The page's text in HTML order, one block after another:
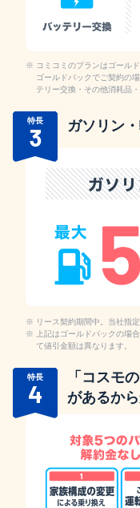
コミコミのプランはゴール
ゴールドパックでご契約の
テリー交換・その他消耗品
特長
3 ガソリン
リース契約期間中。当社指
上記はゴールドパックの場
て値引金額は異なります。
特長
4
「コスモ
があるか